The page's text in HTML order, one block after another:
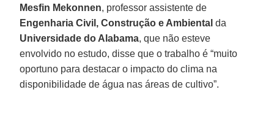
Mesfin Mekonnen, professor assistente de
Engenharia Civil, Construção e Ambiental da
Universidade do Alabama, que não esteve
envolvido no estudo, disse que o trabalho é “muito
oportuno para destacar o impacto do clima na
disponibilidade de água nas áreas de cultivo”.